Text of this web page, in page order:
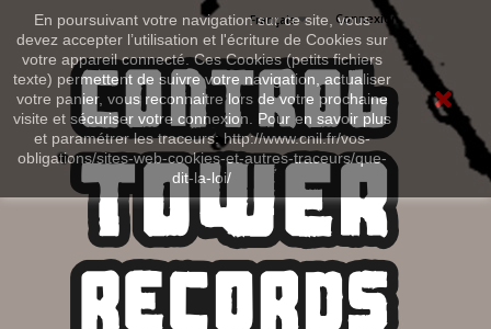
En poursuivant votre navigation sur ce site, vous
devez accepter l’utilisation et l'écriture de Cookies sur
votre appareil connecté. Ces Cookies (petits fichiers
texte) permettent de suivre votre navigation, actualiser
votre panier, vous reconnaitre lors de votre prochaine
visite et sécuriser votre connexion. Pour en savoir plus
et paramétrer les traceurs: http://www.cnil.fr/vos-
obligations/sites-web-cookies-et-autres-traceurs/que-
dit-la-loi/
Connexion
Français